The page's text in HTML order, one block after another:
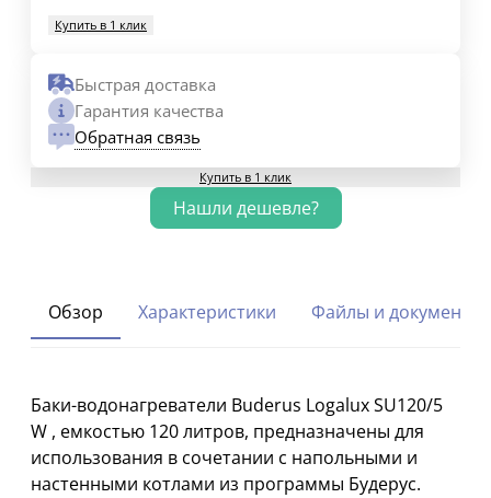
Купить в 1 клик
Быстрая доставка
Гарантия качества
Обратная связь
Купить в 1 клик
Обзор Характеристики Файлы и документы
Баки-водонагреватели Buderus Logalux SU120/5
W , емкостью 120 литров, предназначены для
использования в сочетании с напольными и
настенными котлами из программы Будерус.